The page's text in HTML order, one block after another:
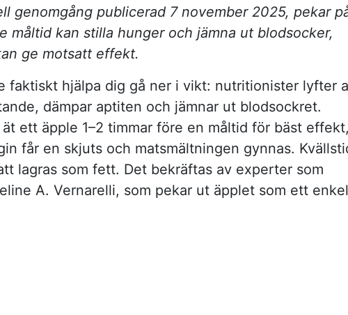
genomgång publicerad 7 november 2025, pekar
måltid kan stilla hunger och jämna ut blodsocker,
ge motsatt effekt.
faktiskt hjälpa dig gå ner i vikt: nutritionister lyfter
dämpar aptiten och jämnar ut blodsockret.
ett äpple 1–2 timmar före en måltid för bäst effekt,
får en skjuts och matsmältningen gynnas.
lagras som fett. Det bekräftas av experter som
A. Vernarelli, som pekar ut äpplet som ett